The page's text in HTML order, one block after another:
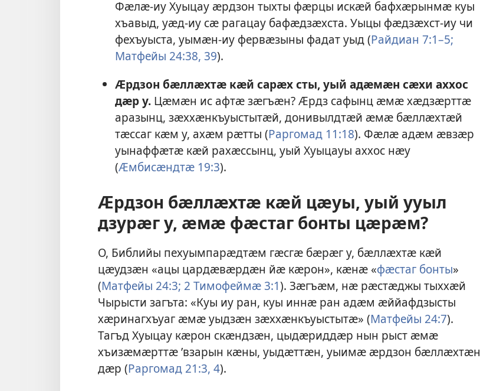
Фӕлӕ-иу Хуыцау ӕрдзон тыхты фӕрцы искӕй бафхӕрынмӕ куы
хъавыд, уӕд-иу сӕ рагацау бафӕдзӕхста. Уыцы фӕдзӕхст-иу чи
фехъуыста, уымӕн-иу фервӕзыны фадат уыд (Райдиан 7:1–5;
Матфейы 24:38, 39).
Ӕрдзон бӕллӕхтӕ кӕй сарӕх сты, уый адӕмӕн сӕхи аххос
дӕр у.Цӕмӕн ис афтӕ зӕгъӕн? Ӕрдз сафынц ӕмӕ хӕдзӕрттӕ
аразынц, зӕххӕнкъуыстытӕй, донивылдтӕй ӕмӕ бӕллӕхтӕй
тӕссаг кӕм у, ахӕм рӕтты (Раргомад 11:18). Фӕлӕ адӕм ӕвзӕр
уынаффӕтӕ кӕй рахӕссынц, уый Хуыцауы аххос нӕу
(Ӕмбисӕндтӕ 19:3).
Ӕрдзон бӕллӕхтӕ кӕй цӕуы, уый ууыл
дзурӕг у, ӕмӕ фӕстаг бонты цӕрӕм?
О, Библийы пехуымпарӕдтӕм гӕсгӕ бӕрӕг у, бӕллӕхтӕ кӕй
цӕудзӕн «ацы цардӕвӕрдӕн йӕ кӕрон», кӕнӕ «фӕстаг бонты»
(Матфейы 24:3; 2 Тимофеймӕ 3:1). Зӕгъӕм, нӕ рӕстӕджы тыххӕй
Чырысти загъта: «Куы иу ран, куы иннӕ ран адӕм ӕййафдзысты
хӕринагхъуаг ӕмӕ уыдзӕн зӕххӕнкъуыстытӕ» (Матфейы 24:7).
Тагъд Хуыцау кӕрон скӕндзӕн, цыдӕриддӕр нын рыст ӕмӕ
хъизӕмӕрттӕ ’взарын кӕны, уыдӕттӕн, уыимӕ ӕрдзон бӕллӕхтӕн
дӕр (Раргомад 21:3, 4).